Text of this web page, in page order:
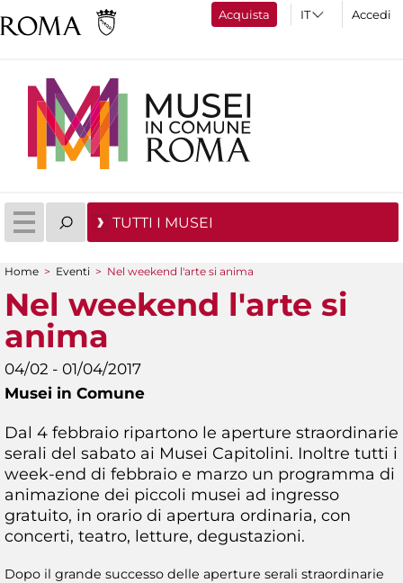
Acquista Accedi
TUTTI I MUSEI
Tu sei qui
Home > Eventi > Nel weekend l'arte si anima
Nel weekend l'arte si
anima
04/02 - 01/04/2017
Musei in Comune
Dal 4 febbraio ripartono le aperture straordinarie
serali del sabato ai Musei Capitolini. Inoltre tutti i
week-end di febbraio e marzo un programma di
animazione dei piccoli musei ad ingresso
gratuito, in orario di apertura ordinaria, con
concerti, teatro, letture, degustazioni.
Dopo il grande successo delle aperture serali straordinarie